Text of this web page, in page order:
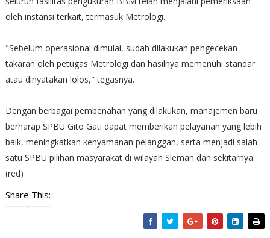
oleh instansi terkait, termasuk Metrologi.
"Sebelum operasional dimulai, sudah dilakukan pengecekan
takaran oleh petugas Metrologi dan hasilnya memenuhi standar
atau dinyatakan lolos," tegasnya.
Dengan berbagai pembenahan yang dilakukan, manajemen baru
berharap SPBU Gito Gati dapat memberikan pelayanan yang lebih
baik, meningkatkan kenyamanan pelanggan, serta menjadi salah
satu SPBU pilihan masyarakat di wilayah Sleman dan sekitarnya.
(red)
Share This: